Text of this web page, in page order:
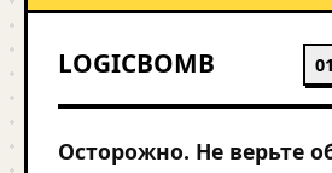
LOGICBOMB
Осторожно. Не верьте